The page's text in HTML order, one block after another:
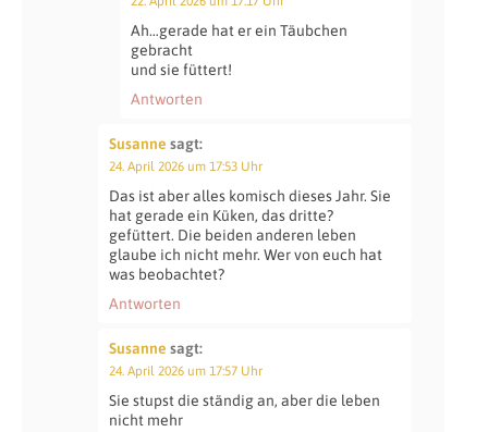
Ah…gerade hat er ein Täubchen
gebracht
und sie füttert!
Antworten
Susanne sagt:
24. April 2026 um 17:53 Uhr
Das ist aber alles komisch dieses Jahr. Sie
hat gerade ein Küken, das dritte?
gefüttert. Die beiden anderen leben
glaube ich nicht mehr. Wer von euch hat
was beobachtet?
Antworten
Susanne sagt:
24. April 2026 um 17:57 Uhr
Sie stupst die ständig an, aber die leben
nicht mehr